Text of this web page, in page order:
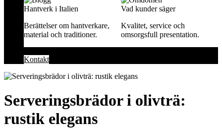
Hantverk i Italien
Berättelser om hantverkare,
material och traditioner.
Vad kunder säger
Kvalitet, service och
omsorgsfull presentation.
Kontakt
Serveringsbrädor i olivträ:
rustik elegans